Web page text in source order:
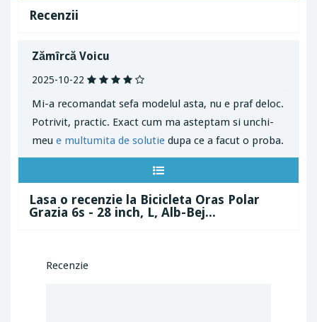
Recenzii
Zămîrcă Voicu
2025-10-22
Mi-a recomandat sefa modelul asta, nu e praf deloc.
Potrivit, practic. Exact cum ma asteptam si unchi-
meu e multumita de solutie dupa ce a facut o proba.
Lasa o recenzie la Bicicleta Oras Polar
Grazia 6s - 28 inch, L, Alb-Bej...
Recenzie